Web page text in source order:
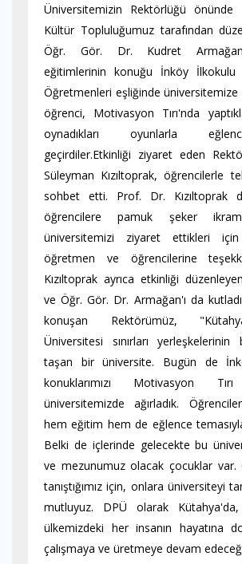
Üniversitemizin Rektörlüğü
Kültür Topluluğumuz tarafından
Öğr. Gör. Dr. Kudret
eğitimlerinin konuğu İnköy İlkokulu
Öğretmenleri eşliğinde üniversitemize
öğrenci, Motivasyon Tırı'nda
oynadıkları oyunlarla
geçirdiler.Etkinliği ziyaret eden
Süleyman Kızıltoprak, öğrencilerle
sohbet etti. Prof. Dr. Kızıltoprak
öğrencilere pamuk şeker
üniversitemizi ziyaret ettikleri
öğretmen ve öğrencilerine
Kızıltoprak ayrıca etkinliği
ve Öğr. Gör. Dr. Armağan'ı da
konuşan Rektörümüz,
Üniversitesi sınırları yerleşkelerinin
taşan bir üniversite. Bugün de
konuklarımızı Motivasyon
üniversitemizde ağırladık.
hem eğitim hem de eğlence
Belki de içlerinde gelecekte bu
ve mezunumuz olacak çocuklar var.
tanıştığımız için, onlara üniversiteyi
mutluyuz. DPÜ olarak
ülkemizdeki her insanın hayatına
çalışmaya ve üretmeye devam